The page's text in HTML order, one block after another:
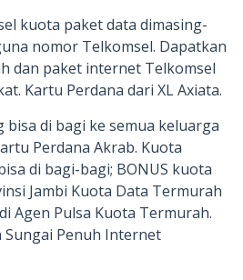
kuota paket data dimasing-
nomor Telkomsel. Dapatkan
dan paket internet Telkomsel
Kartu Perdana dari XL Axiata.
bisa di bagi ke semua keluarga
Perdana Akrab. Kuota
di bagi-bagi; BONUS kuota
Jambi Kuota Data Termurah
Agen Pulsa Kuota Termurah.
Penuh Internet